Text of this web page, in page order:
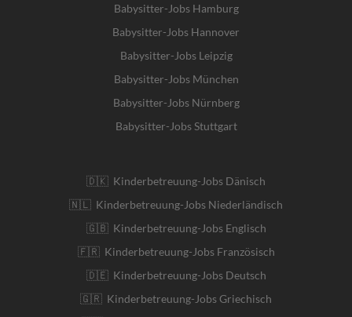
Babysitter-Jobs Hamburg
Babysitter-Jobs Hannover
Babysitter-Jobs Leipzig
Babysitter-Jobs München
Babysitter-Jobs Nürnberg
Babysitter-Jobs Stuttgart
🇩🇰 Kinderbetreuung-Jobs Dänisch
🇳🇱 Kinderbetreuung-Jobs Niederländisch
🇬🇧 Kinderbetreuung-Jobs Englisch
🇫🇷 Kinderbetreuung-Jobs Französisch
🇩🇪 Kinderbetreuung-Jobs Deutsch
🇬🇷 Kinderbetreuung-Jobs Griechisch